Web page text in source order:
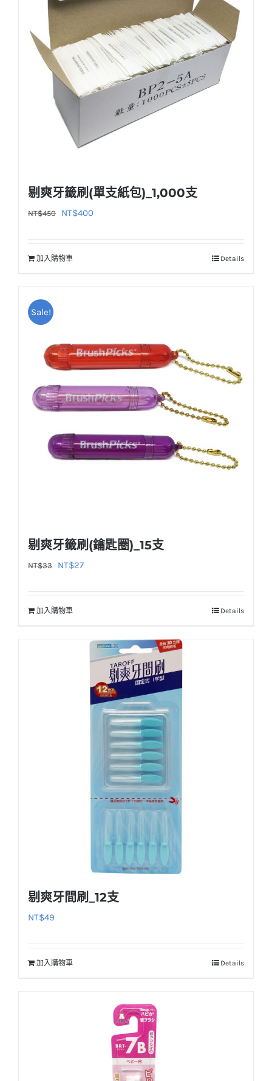
剔爽牙籤刷(單支紙包)_1,000支
NT$450
原
格：
NT$400
加入購物車 Details
Sale!
剔爽牙籤刷(鑰匙圈)_15支
NT$33
原
格：
NT$27目
加入購物車 Details
剔爽牙間刷_12支
NT$49
加入購物車 Details